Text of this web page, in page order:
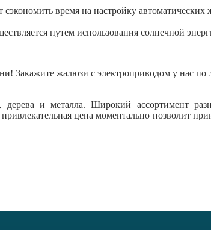
время на настройку автоматических
путем использования солнечной
Закажите жалюзи с электроприводом у нас
и металла. Широкий ассортимент
цена моментально позволит